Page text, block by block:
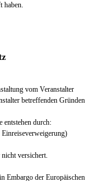
haben.
vom Veranstalter
betreffenden Gründen
entstehen durch:
versichert.
Embargo der Europäischen